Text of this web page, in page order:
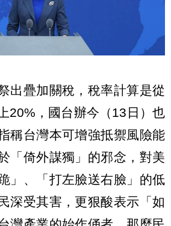
出疊加關稅，稅率計算是從
20%，國台辦今（13日）也
稱台灣本可增強抵禦風險能
「倚外謀獨」的邪念，對美
」、「打左臉送右臉」的低
深受其害，更狠酸表示「如